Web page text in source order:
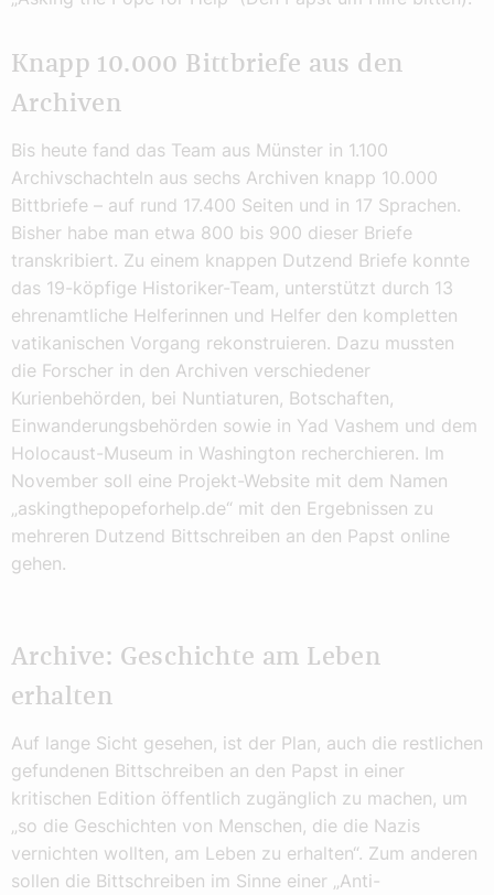
Knapp 10.000 Bittbriefe aus den
Archiven
Bis heute fand das Team aus Münster in 1.100
Archivschachteln aus sechs Archiven knapp 10.000
Bittbriefe – auf rund 17.400 Seiten und in 17 Sprachen.
Bisher habe man etwa 800 bis 900 dieser Briefe
transkribiert. Zu einem knappen Dutzend Briefe konnte
das 19-köpfige Historiker-Team, unterstützt durch 13
ehrenamtliche Helferinnen und Helfer den kompletten
vatikanischen Vorgang rekonstruieren. Dazu mussten
die Forscher in den Archiven verschiedener
Kurienbehörden, bei Nuntiaturen, Botschaften,
Einwanderungsbehörden sowie in Yad Vashem und dem
Holocaust-Museum in Washington recherchieren. Im
November soll eine Projekt-Website mit dem Namen
„askingthepopeforhelp.de“ mit den Ergebnissen zu
mehreren Dutzend Bittschreiben an den Papst online
gehen.
Archive: Geschichte am Leben
erhalten
Auf lange Sicht gesehen, ist der Plan, auch die restlichen
gefundenen Bittschreiben an den Papst in einer
kritischen Edition öffentlich zugänglich zu machen, um
„so die Geschichten von Menschen, die die Nazis
vernichten wollten, am Leben zu erhalten“. Zum anderen
sollen die Bittschreiben im Sinne einer „Anti-